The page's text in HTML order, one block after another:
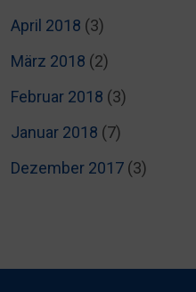
April 2018 (3)
März 2018 (2)
Februar 2018 (3)
Januar 2018 (7)
Dezember 2017 (3)